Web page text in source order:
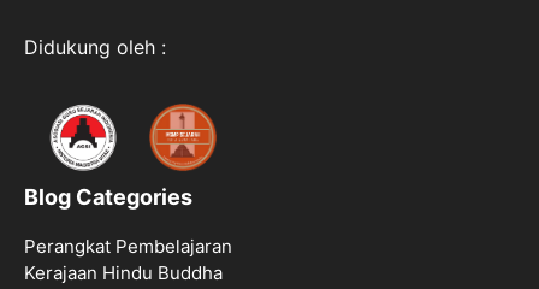
Didukung oleh :
Blog Categories
Perangkat Pembelajaran
Kerajaan Hindu Buddha